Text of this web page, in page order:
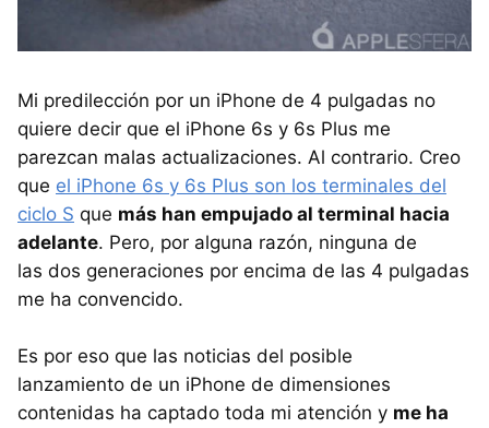
Mi predilección por un iPhone de 4 pulgadas no
quiere decir que el iPhone 6s y 6s Plus me
parezcan malas actualizaciones. Al contrario. Creo
que el iPhone 6s y 6s Plus son los terminales del
ciclo S que más han empujado al terminal hacia
adelante. Pero, por alguna razón, ninguna de
las dos generaciones por encima de las 4 pulgadas
me ha convencido.
Es por eso que las noticias del posible
lanzamiento de un iPhone de dimensiones
contenidas ha captado toda mi atención y me ha